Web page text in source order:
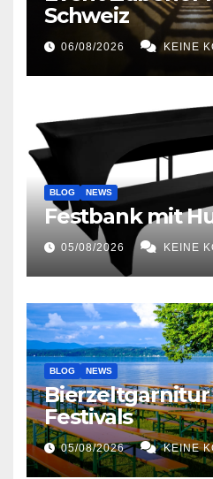
Schweiz
06/08/2026 KEINE
BLOG NEWS
Festbank mit
05/08/2026 KEINE
BLOG NEWS
Festivals
05/08/2026 KEINE